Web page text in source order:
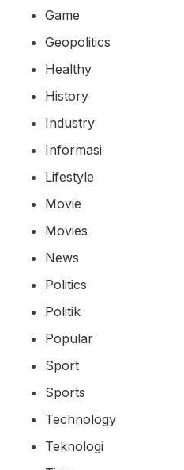
Game
Geopolitics
Healthy
History
Industry
Informasi
Lifestyle
Movie
Movies
News
Politics
Politik
Popular
Sport
Sports
Technology
Teknologi